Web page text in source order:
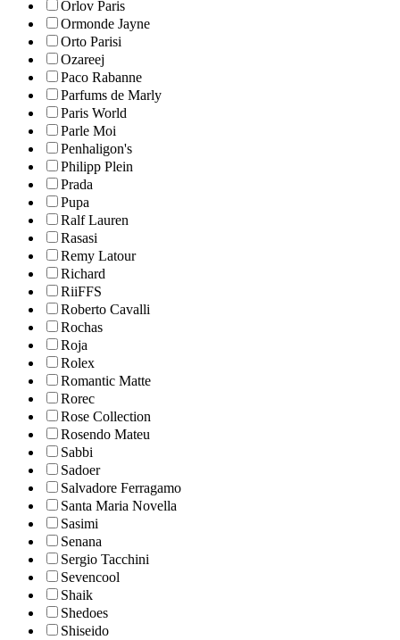
Orlov Paris
Ormonde Jayne
Orto Parisi
Ozareej
Paco Rabanne
Parfums de Marly
Paris World
Parle Moi
Penhaligon's
Philipp Plein
Prada
Pupa
Ralf Lauren
Rasasi
Remy Latour
Richard
RiiFFS
Roberto Cavalli
Rochas
Roja
Rolex
Romantic Matte
Rorec
Rose Collection
Rosendo Mateu
Sabbi
Sadoer
Salvadore Ferragamo
Santa Maria Novella
Sasimi
Senana
Sergio Tacchini
Sevencool
Shaik
Shedoes
Shiseido